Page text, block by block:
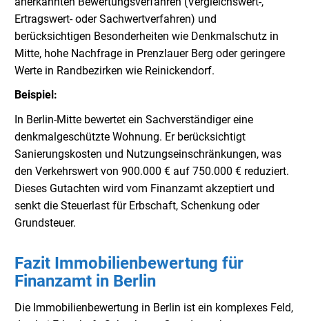
Ertragswert- oder Sachwertverfahren) und
berücksichtigen Besonderheiten wie Denkmalschutz in
Mitte, hohe Nachfrage in Prenzlauer Berg oder geringere
Werte in Randbezirken wie Reinickendorf.
Beispiel:
In Berlin-Mitte bewertet ein Sachverständiger eine
denkmalgeschützte Wohnung. Er berücksichtigt
Sanierungskosten und Nutzungseinschränkungen, was
den Verkehrswert von 900.000 € auf 750.000 € reduziert.
Dieses Gutachten wird vom Finanzamt akzeptiert und
senkt die Steuerlast für Erbschaft, Schenkung oder
Grundsteuer.
Fazit Immobilienbewertung für
Finanzamt in Berlin
Die Immobilienbewertung in Berlin ist ein komplexes Feld,